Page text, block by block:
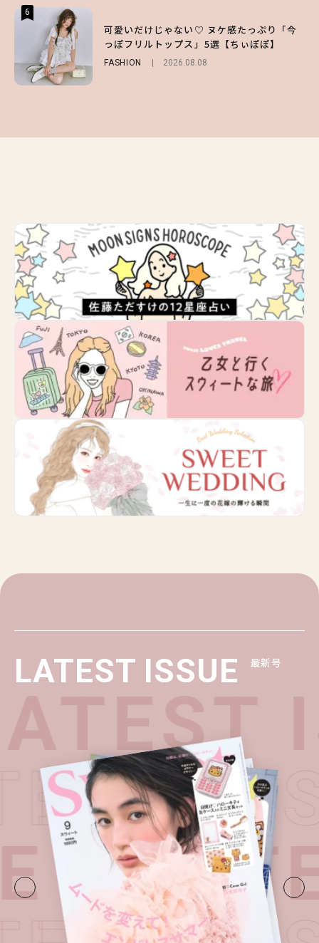
6
可愛いだけじゃない♡ ヌケ感たっぷり「今
っぽフリルトップス」5選【ちぃぽぽ】
FASHION 2026.08.08
6
第1弾の気になるメニュー＆限定グッズを総
チェック！
6
ー＆可愛すぎる「大人の肌見せ」トップス3
選
LATEST ISSUE 最新号